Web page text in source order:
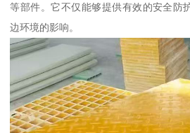
等部件。它不仅能够提供有效的安全防
边环境的影响。